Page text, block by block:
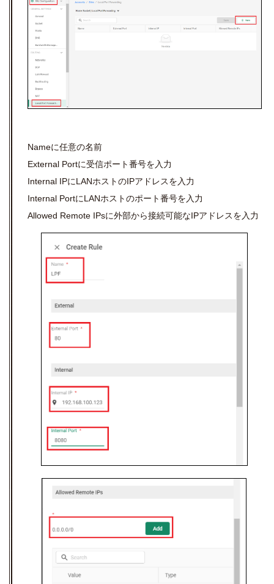
Nameに任意の名前
External Portに受信ポート番号を入力
Internal IPにLANホストのIPアドレスを入力
Internal PortにLANホストのポート番号を入力
Allowed Remote IPsに外部から接続可能なIPアドレスを入力